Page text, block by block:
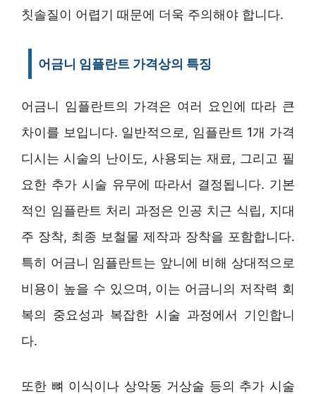
칫솔질이 어렵기 때문에 더욱 주의해야 합니다.
어금니 임플란트 가격상의 특징
어금니 임플란트의 가격은 여러 요인에 따라 큰
차이를 보입니다. 일반적으로, 임플란트 1개 가격
디시는 시술의 난이도, 사용되는 재료, 그리고 필
요한 추가 시술 유무에 따라서 결정됩니다. 기본
적인 임플란트 처리 과정은 인공 치근 식립, 지대
주 장착, 최종 보철물 제작과 장착을 포함합니다.
특히 어금니 임플란트는 앞니에 비해 상대적으로
비용이 높을 수 있으며, 이는 어금니의 저작력 회
복의 중요성과 복잡한 시술 과정에서 기인합니
다.
또한 뼈 이식이나 상악동 거상술 등의 추가 시술